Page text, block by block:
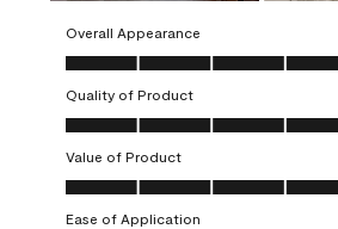
Overall Appearance
Overall Appearance, 5.0 out of 5
Quality of Product
Quality of Product, 5.0 out of 5
Value of Product
Value of Product, 5.0 out of 5
Ease of Application